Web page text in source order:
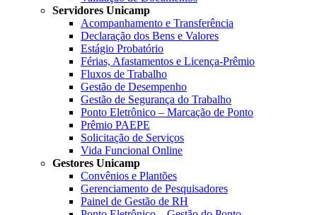
Servidores Unicamp
Acompanhamento e Transferência
Declaração dos Bens e Valores
Estágio Probatório
Férias, Afastamentos e Licença-Prêmio
Fluxos de Trabalho
Gestão de Desempenho
Gestão de Segurança do Trabalho
Ponto Eletrônico – Marcação de Ponto
Prêmio PAEPE
Solicitação de Serviços
Vida Funcional Online
Gestores Unicamp
Convênios e Plantões
Gerenciamento de Pesquisadores
Painel de Gestão de RH